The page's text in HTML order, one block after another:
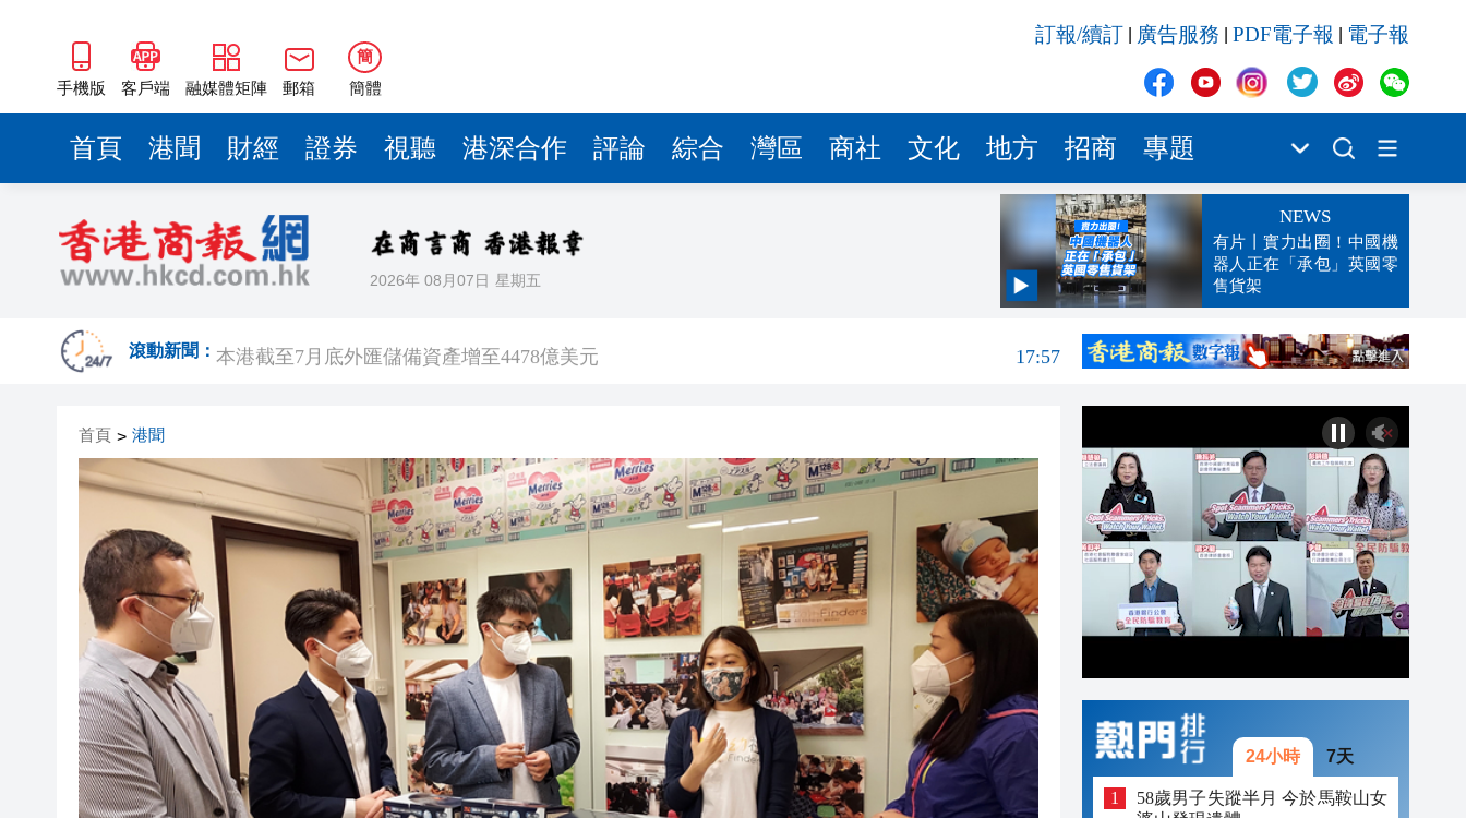
手機版 客戶端 融媒體矩陣 郵箱
簡
簡體
訂報/續訂 廣告服務 PDF電子報 電子報
首頁 港聞 財經 證券 視聽 港深合作 評論 綜合 灣區 商社 文化 地方 招商 專題
2026年 08月07日 星期五
NEWS
有片丨實力出圈！中國機
器人正在「承包」英國零
售貨架
滾動新聞：
18:01
本港截至7月底外匯儲備資產增至4478億美元
17:57
有片｜步態反常語無倫次 男旅客內褲藏2包冰毒 闖關西九龍被截
有片｜鄧炳強批記協換屆選舉無認受性 警告若涉危害國安「後果自負」
17:06
報考熱度持續高漲 今年深圳大學錄取457名港澳台僑生
17:04
有片〡警方葵涌廣場巡查掃童黨 網民：掃埋班賣書仔
16:46
首頁 > 港聞
24小時 7天
58歲男子失蹤半月 今於馬鞍山女